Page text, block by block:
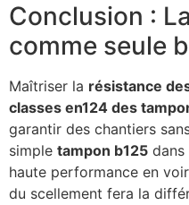
Conclusion :
comme seule
Maîtriser la résistance
classes en124 des
garantir des chantiers
simple tampon b125
haute performance en
du scellement fera la